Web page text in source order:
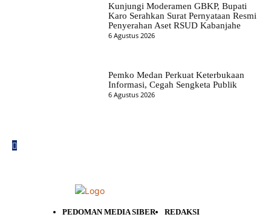
Kunjungi Moderamen GBKP, Bupati
Karo Serahkan Surat Pernyataan Resmi
Penyerahan Aset RSUD Kabanjahe
6 Agustus 2026
Pemko Medan Perkuat Keterbukaan
Informasi, Cegah Sengketa Publik
6 Agustus 2026
PEDOMAN MEDIA SIBER
REDAKSI